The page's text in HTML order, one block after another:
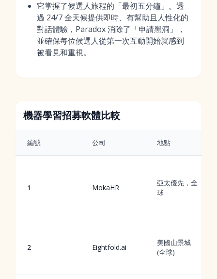
它掌握了候選人旅程的「最初五分鐘」。透
過 24/7 全天候提供即時、有幫助且人性化的
對話體驗，Paradox 消除了「申請黑洞」，
並確保每位候選人從第一次互動開始就感到
被看見和重視。
機器學習招募軟體比較
編號 公司 地點
1 MokaHR
亞太優先，全
球
2 Eightfold.ai
美國山景城
(全球)